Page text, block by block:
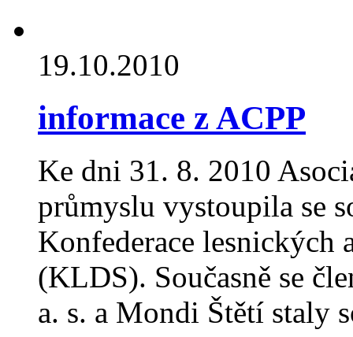
19.10.2010
informace z ACPP
Ke dni 31. 8. 2010
průmyslu vystoupila se
Konfederace lesnických
(KLDS). Současně se
a. s. a Mondi Štětí staly